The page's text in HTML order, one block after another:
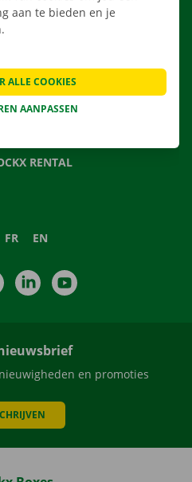
ONS
RENTAL
FR EN
InstagramLinkedIn
en promoties
aan te bieden en je
AANPASSEN
ALLE COOKIES